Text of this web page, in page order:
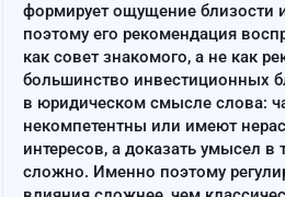
формирует ощущение близости
поэтому его рекомендация
как совет знакомого, а не как
большинство инвестиционных
в юридическом смысле слова:
некомпетентны или имеют
интересов, а доказать умысел в
сложно. Именно поэтому